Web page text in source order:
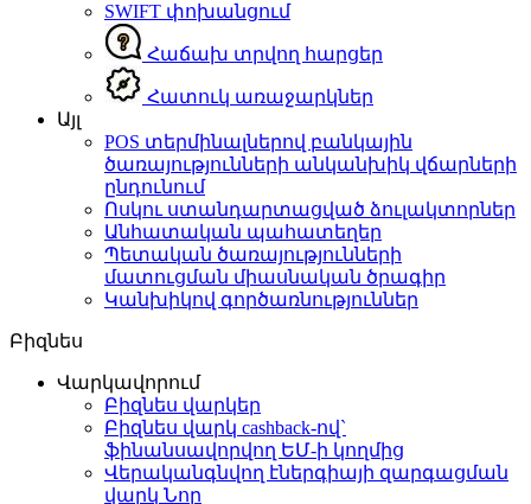
SWIFT փոխանցում
Հաճախ տրվող հարցեր
Հատուկ առաջարկներ
Այլ
POS տերմինալներով բանկային
ծառայությունների անկանխիկ վճարների
ընդունում
Ոսկու ստանդարտացված ձուլակտորներ
Անհատական պահատեղեր
Պետական ծառայությունների
մատուցման միասնական ծրագիր
Կանխիկով գործառնություններ
Բիզնես
Վարկավորում
Բիզնես վարկեր
Բիզնես վարկ cashback-ով`
ֆինանսավորվող ԵՄ-ի կողմից
Վերականգնվող էներգիայի զարգացման
վարկ Նոր